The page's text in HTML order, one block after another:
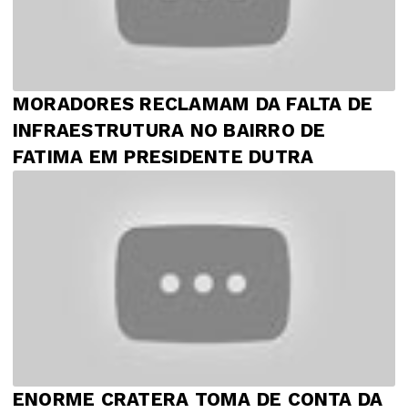
MORADORES RECLAMAM DA FALTA DE
INFRAESTRUTURA NO BAIRRO DE
FATIMA EM PRESIDENTE DUTRA
ENORME CRATERA TOMA DE CONTA DA